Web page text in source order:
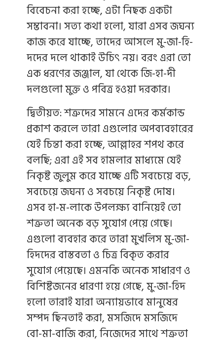
বিবেচনা করা হচ্ছে, এটা নিছক একটা
সম্ভাবনা। সত্য কথা হলো, যারা এসব জঘন্য
কাজ করে যাচ্ছে, তাদের আসলে মু-জা-হি-
দদের দলে থাকাই উচিৎ নয়। বরং এরা তো
এক ধরণের জঞ্জাল, যা থেকে জি-হা-দী
দলগুলো মুক্ত ও পবিত্র হওয়া দরকার।
দ্বিতীয়ত: শত্রুদের সামনে এদের কর্মকান্ড
প্রকাশ করলে তারা এগুলোর অপব্যবহারের
যেই চিন্তা করা হচ্ছে, আল্লাহর শপথ করে
বলছি; এরা এই সব হামলার মাধ্যমে যেই
নিকৃষ্ট জুলুম করে যাচ্ছে এটি সবচেয়ে বড়,
সবচেয়ে জঘন্য ও সবচয়ে নিকৃষ্ট দোষ।
এসব হা-ম-লাকে উপলক্ষ্য বানিয়েই তো
শত্রুতা অনেক বড় সুযোগ পেয়ে গেছে।
এগুলো ব্যবহার করে তারা মুখলিস মু-জা-
হিদদের বাস্তবতা ও চিত্র বিকৃত করার
সুযোগ পেয়েছে। এমনকি অনেক সাধারণ ও
বিশিষ্টজনের ধারণা হয়ে গেছে, মু-জা-হিদ
হলো তারাই যারা অন্যায়ভাবে মানুষের
সম্পদ ছিনতাই করা, মসজিদে মসজিদে
বো-মা-বাজি করা, নিজেদের সাথে শত্রুতা